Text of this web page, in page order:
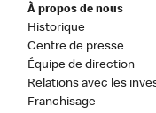
À propos de nous
Historique
Centre de presse
Équipe de direction
Relations avec les
Franchisage